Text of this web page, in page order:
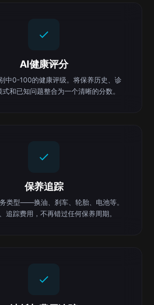
AI健康评分
中0-100的健康评级。将保养历史、诊
和已知问题整合为一个清晰的分数。
保养追踪
类型——换油、刹车、轮胎、电池等。
追踪费用，不再错过任何保养周期。